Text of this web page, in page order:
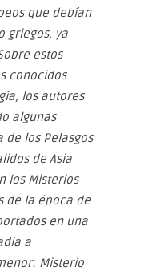
que debían
griegos, ya
estos
conocidos
los autores
algunas
los Pelasgos
de Asia
los Misterios
de la época de
en una
a
Misterio